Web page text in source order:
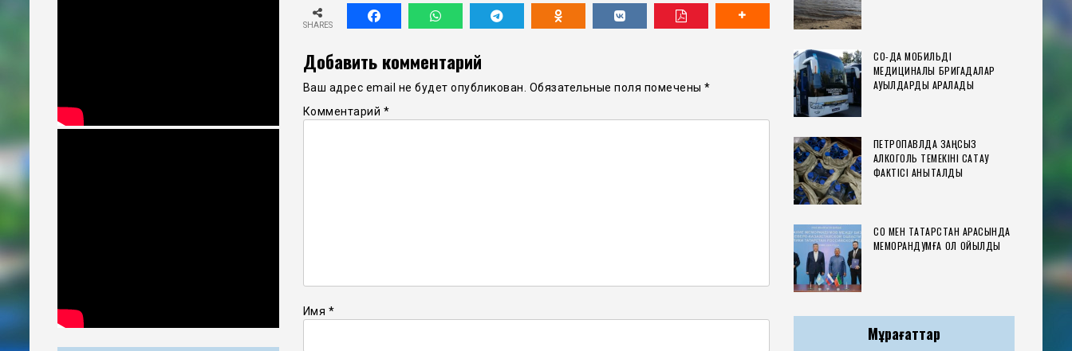
SHARES
Добавить комментарий
Ваш адрес email не будет опубликован. Обязательные поля помечены *
Комментарий *
Имя *
СҚО-ДА МОБИЛЬДІ
МЕДИЦИНАЛЫҚ БРИГАДАЛАР
АУЫЛДАРДЫ АРАЛАДЫ
ПЕТРОПАВЛДА ЗАҢСЫЗ
АЛКОГОЛЬ ТЕМЕКІНІ САҚТАУ
ФАКТІСІ АНЫҚТАЛДЫ
СҚО МЕН ТАТАРСТАН АРАСЫНДА
МЕМОРАНДУМҒА ҚОЛ ҚОЙЫЛДЫ
Мұрағаттар